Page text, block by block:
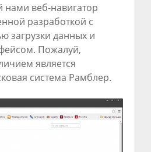
веб-навигатор
разработкой с
загрузки данных и
Пожалуй,
является
система Рамблер.